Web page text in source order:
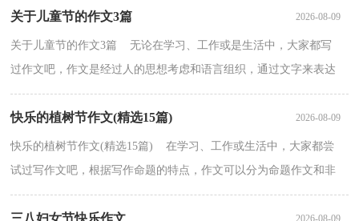
关于儿童节的作文3篇 2026-08-09
关于儿童节的作文3篇 无论在学习、工作或是生活中，大家都写
过作文吧，作文是经过人的思想考虑和语言组织，通过文字来表达
一个主题意义的记叙方法。那么一般作文是怎么写的呢？...
快乐的植树节作文(精选15篇) 2026-08-09
快乐的植树节作文(精选15篇) 在学习、工作或生活中，大家都尝
试过写作文吧，根据写作命题的特点，作文可以分为命题作文和非
命题作文。相信很多朋友都对写作文感到非常苦恼吧，下...